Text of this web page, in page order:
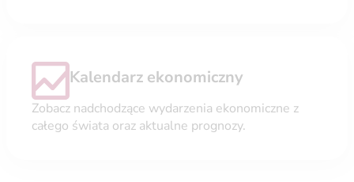
Kalendarz ekonomiczny
Zobacz nadchodzące wydarzenia ekonomiczne z
całego świata oraz aktualne prognozy.